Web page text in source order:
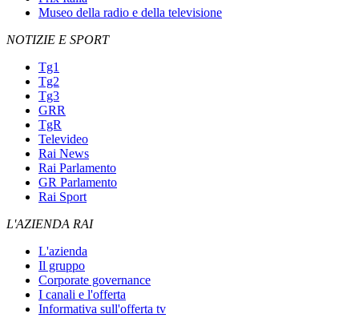
Museo della radio e della televisione
NOTIZIE E SPORT
Tg1
Tg2
Tg3
GRR
TgR
Televideo
Rai News
Rai Parlamento
GR Parlamento
Rai Sport
L'AZIENDA RAI
L'azienda
Il gruppo
Corporate governance
I canali e l'offerta
Informativa sull'offerta tv